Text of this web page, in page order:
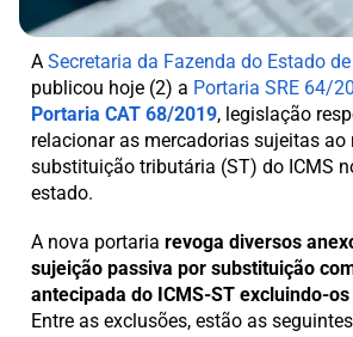
A Secretaria da Fazenda do Estado
publicou hoje (2) a Portaria SRE 64/
Portaria CAT 68/2019, legislação
relacionar as mercadorias sujeitas ao
substituição tributária (ST) do ICMS
estado.
A nova portaria revoga diversos
sujeição passiva por substituição
antecipada do ICMS-ST excluindo-
Entre as exclusões, estão as